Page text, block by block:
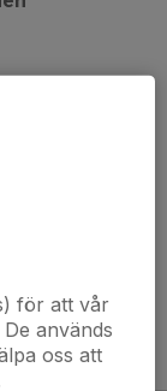
för att vår
används
oss att